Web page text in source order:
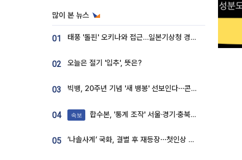
많이 본 뉴스
01 태풍 '돌핀' 오키나와 접근…일본기상청 경로 업데이트
02 오늘은 절기 '입추', 뜻은?
03 빅뱅, 20주년 기념 '새 뱅봉' 선보인다⋯콘서트 앞두고 팝업 개최
04 속보 합수본, '통계 조작' 서울·경기·충북 선관위 등 추가 압수수색
05 ‘나솔사계’ 국화, 결별 후 재등장⋯첫인상 투표 휩쓸고 ‘인기녀’ 등극